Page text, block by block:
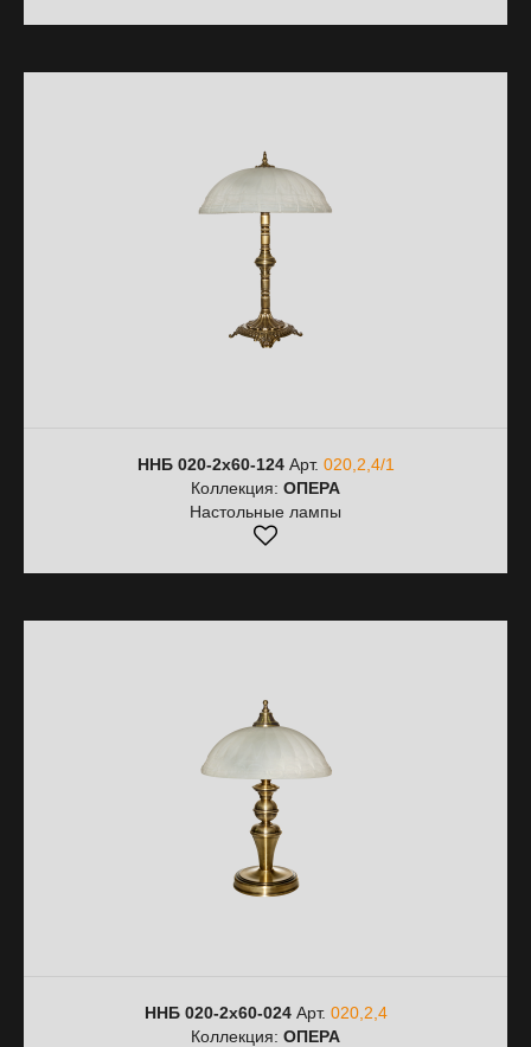
ННБ 020-2х60-124Арт. 020,2,4/1
Коллекция: ОПЕРА
Настольные лампы
ННБ 020-2х60-024Арт. 020,2,4
Коллекция: ОПЕРА